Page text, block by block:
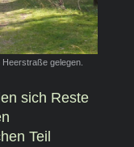
gelegen.
sich Reste
Teil